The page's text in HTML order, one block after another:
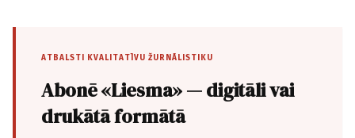
ATBALSTI KVALITATĪVU ŽURNĀLISTIKU
Abonē «Liesma» — digitāli vai
drukātā formātā